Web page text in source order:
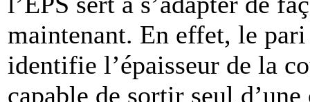
maintenant. En effet, le
identifie l’épaisseur de la
capable de sortir seul